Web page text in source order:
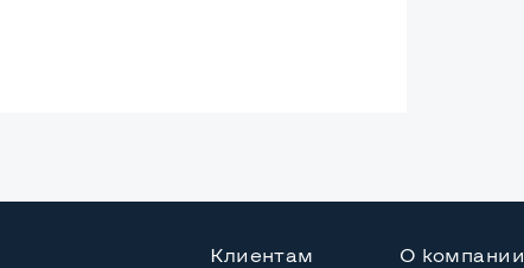
Клиентам О компании